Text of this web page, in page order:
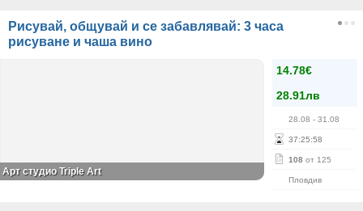
Рисувай, общувай и се забавлявай: 3 часа
рисуване и чаша вино
14.78€
28.91лв
28.08 - 31.08
37:25:58
108 от 125
Пловдив
Арт студио Triple Art